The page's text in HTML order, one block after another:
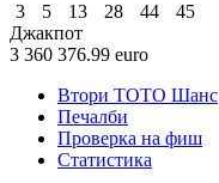
3 5 13 28 44
45
Джакпот
3 360 376.99 euro
Втори ТОТО Шанс
Печалби
Проверка на фиш
Статистика